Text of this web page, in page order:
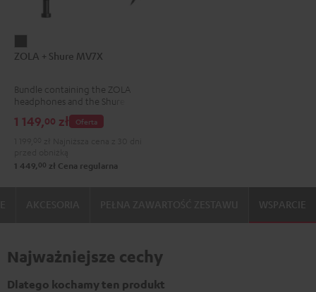
+
MV7X
Dark
Gray
ZOLA + Shure MV7X
Bundle containing the ZOLA
headphones and the Shure
MV7X microphone.
Oferta
1 149,00 zł
1 449, 00 zł Cena regularna
WSPARCIE
Najważniejsze cechy
Dlatego kochamy ten produkt